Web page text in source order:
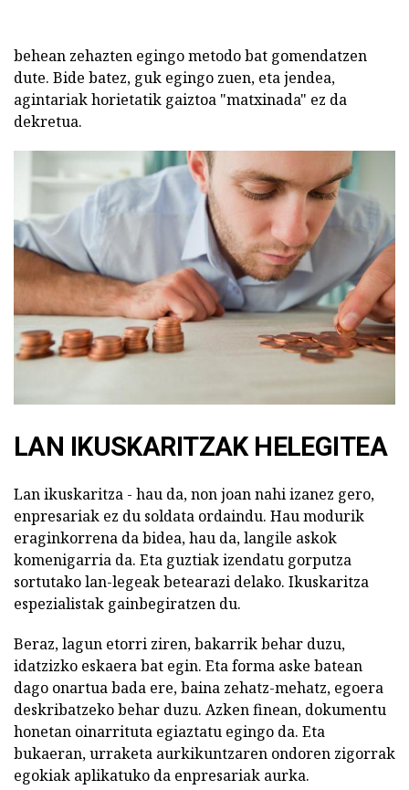
behean zehazten egingo metodo bat gomendatzen
dute. Bide batez, guk egingo zuen, eta jendea,
agintariak horietatik gaiztoa "matxinada" ez da
dekretua.
LAN IKUSKARITZAK HELEGITEA
Lan ikuskaritza - hau da, non joan nahi izanez gero,
enpresariak ez du soldata ordaindu. Hau modurik
eraginkorrena da bidea, hau da, langile askok
komenigarria da. Eta guztiak izendatu gorputza
sortutako lan-legeak betearazi delako. Ikuskaritza
espezialistak gainbegiratzen du.
Beraz, lagun etorri ziren, bakarrik behar duzu,
idatzizko eskaera bat egin. Eta forma aske batean
dago onartua bada ere, baina zehatz-mehatz, egoera
deskribatzeko behar duzu. Azken finean, dokumentu
honetan oinarrituta egiaztatu egingo da. Eta
bukaeran, urraketa aurkikuntzaren ondoren zigorrak
egokiak aplikatuko da enpresariak aurka.